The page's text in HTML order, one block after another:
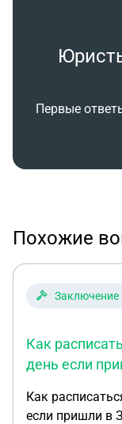
Первые
Похожие
Заключение
Как
день если
Как
если пришли в